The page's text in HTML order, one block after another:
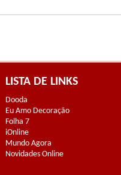
LISTA DE LINKS
Dooda
Eu Amo Decoração
Folha 7
iOnline
Mundo Agora
Novidades Online